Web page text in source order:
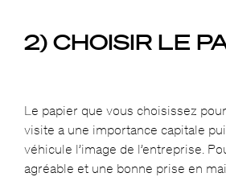
2) CHOISIR LE
Le papier que vous choisissez
visite a une importance capitale
véhicule l’image de l’entreprise.
agréable et une bonne prise en